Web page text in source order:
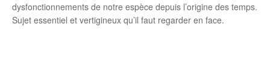
dysfonctionnements de notre espèce depuis l’origine des temps.
Sujet essentiel et vertigineux qu’il faut regarder en face.